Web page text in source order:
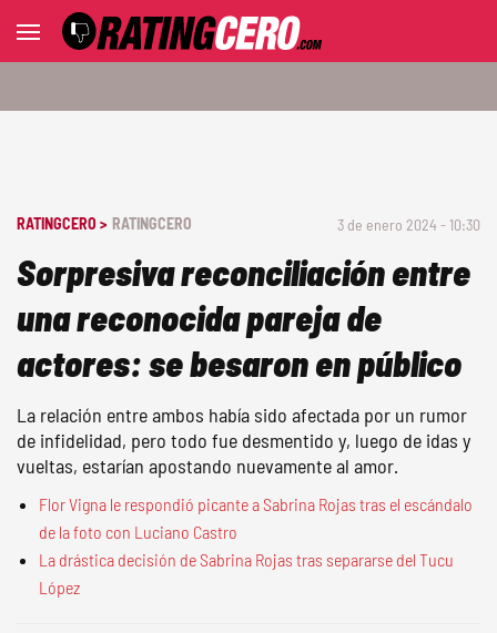
RATINGCERO > RATINGCERO 3 de enero 2024 - 10:30
Sorpresiva reconciliación entre
una reconocida pareja de
actores: se besaron en público
La relación entre ambos había sido afectada por un rumor
de infidelidad, pero todo fue desmentido y, luego de idas y
vueltas, estarían apostando nuevamente al amor.
Flor Vigna le respondió picante a Sabrina Rojas tras el escándalo
de la foto con Luciano Castro
La drástica decisión de Sabrina Rojas tras separarse del Tucu
López